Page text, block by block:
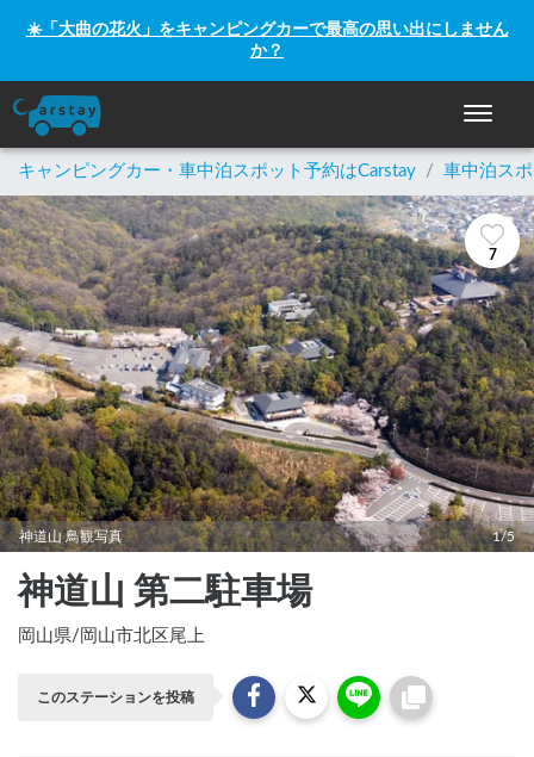
☀️「大曲の花火」をキャンピングカーで最高の思い出にしません
か？
ナビゲ
キャンピングカー・車中泊スポット予約はCarstay / 車中泊ス
7
神道山 鳥観写真 1/5
神道山 第二駐車場
岡山県/ 岡山市北区尾上
このステーションを投稿